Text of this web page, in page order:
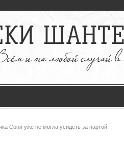
Соня уже не могла усидеть за партой